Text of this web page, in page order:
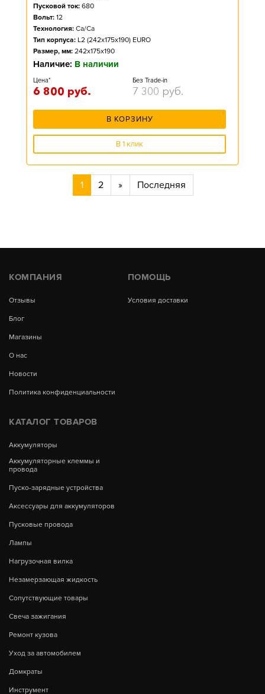
Пусковой ток: 680
Вольт: 12
Технология: Ca/Ca
Тип корпуса: L2 (242x175x190) EURO
Размер, мм: 242x175x190
Наличие: В наличии
Цена*
6 800 руб.
Без Trade-in
7 300 руб.
В КОРЗИНУ
В 1 клик
1 2 » Последняя
КОМПАНИЯ
Отзывы
Блог
Магазины
О нас
Новости
Политика конфиденциальности
ПОМОЩЬ
Условия доставки
КАТАЛОГ ТОВАРОВ
Аккумуляторы
Аккумуляторные клеммы и
провода
Пуско-зарядные устройства
Аксессуары для аккумуляторов
Пусковые провода
Лампы
Нагрузочная вилка
Незамерзающая жидкость
Сопутствующие товары
Свеча зажигания
Ремонт кузова
Уход за автомобилем
Домкраты
Инструмент